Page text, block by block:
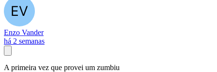
Enzo Vander
há 2 semanas
A primeira vez que provei um zumbiu